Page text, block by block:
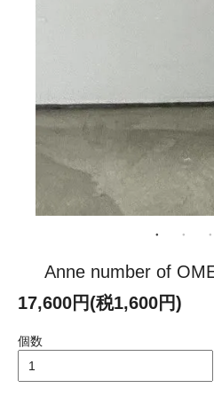
Anne number of
17,600円(税1,600円)
個数